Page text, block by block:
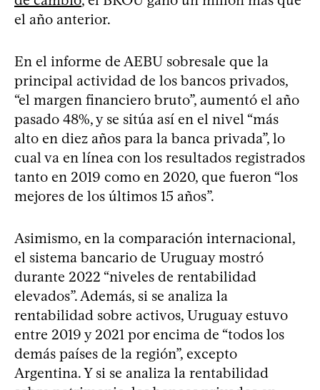
el año anterior.
En el informe de AEBU sobresale que la
principal actividad de los bancos privados,
“el margen financiero bruto”, aumentó el año
pasado 48%, y se sitúa así en el nivel “más
alto en diez años para la banca privada”, lo
cual va en línea con los resultados registrados
tanto en 2019 como en 2020, que fueron “los
mejores de los últimos 15 años”.
Asimismo, en la comparación internacional,
el sistema bancario de Uruguay mostró
durante 2022 “niveles de rentabilidad
elevados”. Además, si se analiza la
rentabilidad sobre activos, Uruguay estuvo
entre 2019 y 2021 por encima de “todos los
demás países de la región”, excepto
Argentina. Y si se analiza la rentabilidad